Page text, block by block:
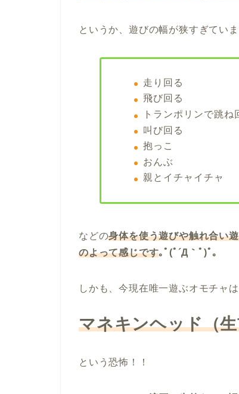
というか、遊びの幅が狭すぎてい
走り回る
飛び回る
トランポリンで跳ね
叫び回る
抱っこ
おんぶ
親とイチャイチャ
などの身体を使う遊びや触れ合い
のよって感じです｡ﾟ(ﾟ´Д｀ﾟ)ﾟ｡
しかも、今現在唯一遊ぶオモチャは
マネキンヘッド（
という恐怖！！